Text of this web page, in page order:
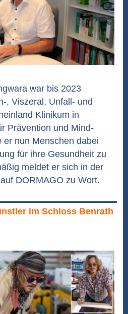
war bis 2023
, Viszeral, Unfall- und
Klinikum in
Prävention und Mind-
er nun Menschen dabei
für ihre Gesundheit zu
meldet er sich in der
DORMAGO zu Wort.
im Schloss Benrath